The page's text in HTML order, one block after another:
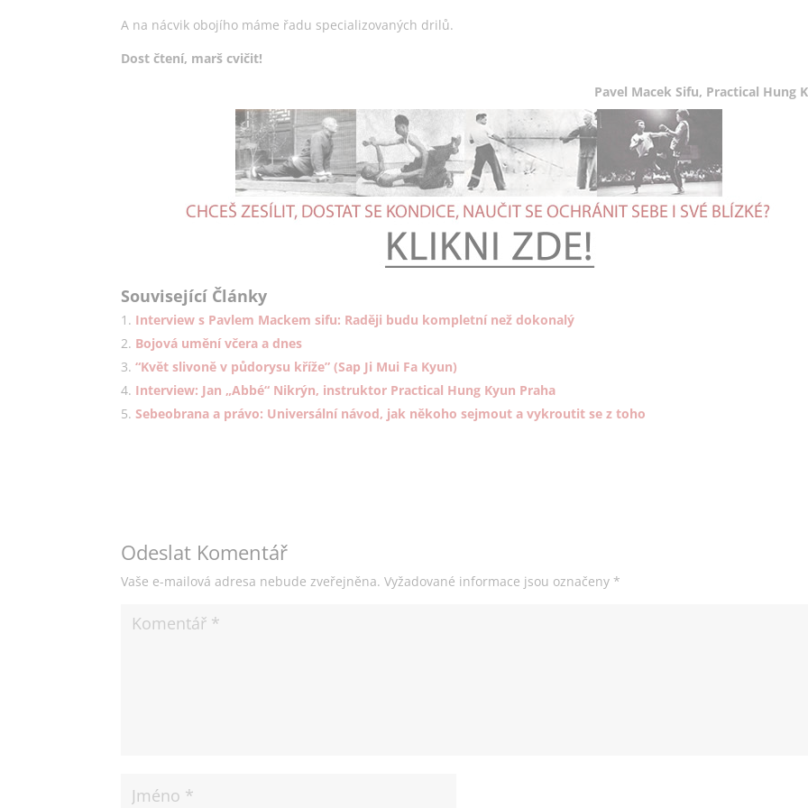
A na nácvik obojího máme řadu specializovaných drilů.
Dost čtení, marš cvičit!
Pavel Macek Sifu, Practical Hung
Související Články
Interview s Pavlem Mackem sifu: Raději budu kompletní než dokonalý
Bojová umění včera a dnes
“Květ slivoně v půdorysu kříže” (Sap Ji Mui Fa Kyun)
Interview: Jan „Abbé“ Nikrýn, instruktor Practical Hung Kyun Praha
Sebeobrana a právo: Universální návod, jak někoho sejmout a vykroutit se z toho
Odeslat Komentář
Vaše e-mailová adresa nebude zveřejněna. Vyžadované informace jsou označeny*